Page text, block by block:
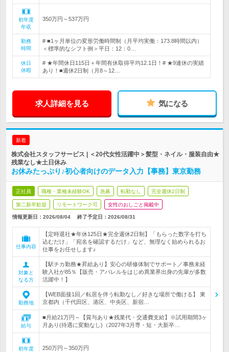
初年度
年収
350万円～537万円
勤務
時間
# ■1ヶ月単位の変形労働時間制（月平均実働：173.8時間以内）
＜標準的なシフト例＞平日：12：0…
休日
休暇
# ★年間休日115日＋年間有休取得平均12.1日！# ★9連休の実績
あり！■週休2日制（月8～12…
求人詳細を見る 気になる
新着
株式会社スタッフサービス | ＜20代女性活躍中＞髪型・ネイル・服装自由★
残業なし★土日休み
お休みたっぷり♪初心者向けのデータ入力【事務】東京勤務
正社員 職種・業種未経験OK 急募 転勤なし 完全週休2日制
第二新卒歓迎 リモートワーク可 女性のおしごと掲載中
情報更新日：2026/08/04 終了予定日： 2026/08/31
仕事内容
【定時退社★年休125日★完全週休2日制】「もらった数字を打ち
込むだけ」「宛名を確認するだけ」など、無理なく始められるお
仕事をお任せします♪
対象と
なる方
【駅チカ勤務★昇給あり】安心の研修体制でサポート／事務未経
験入社が85％【販売・アパレルをはじめ異業界出身の先輩が多数
活躍中！】
勤務地
【WEB面接1回／転居を伴う転勤なし／好きな場所で働ける】 東
京都内（千代田区、港区、中央区、新宿…
給与
■月給21万円～【賞与あり★残業代・交通費支給】※試用期間3ヶ
月あり(待遇に変動なし)（2027年3月専・短・大新卒…
初年度
250万円～350万円